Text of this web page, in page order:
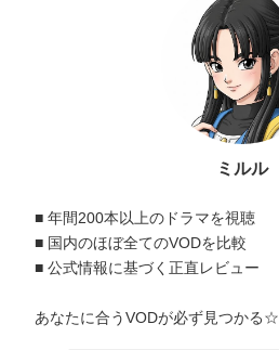
ミルル
■ 年間200本以上のドラマを視聴
■ 国内のほぼ全てのVODを比較
■ 公式情報に基づく正直レビュー
あなたに合うVODが必ず見つかる☆